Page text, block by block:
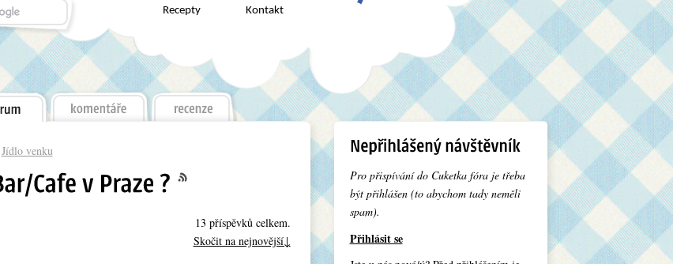
Recepty
Kontakt
Jídlo venku
13 příspěvků celkem.
Skočit na nejnovější↓
Pro přispívání do Cuketka fóra je třeba
být přihlášen (to abychom tady neměli
spam).
Přihlásit se